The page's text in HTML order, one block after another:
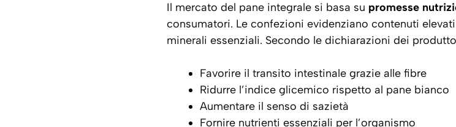
Il mercato del pane integrale si basa su promesse
consumatori. Le confezioni evidenziano contenuti
minerali essenziali. Secondo le dichiarazioni dei
Favorire il transito intestinale grazie alle fibre
Ridurre l’indice glicemico rispetto al pane bianco
Aumentare il senso di sazietà
Fornire nutrienti essenziali per l’organismo